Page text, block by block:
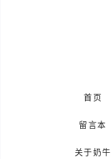
首页
留言本
关于奶牛